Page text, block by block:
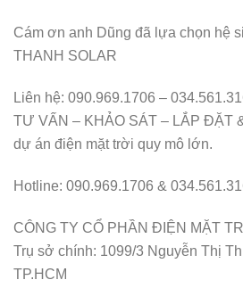
Cám ơn anh Dũng đã lựa chọn hệ
THANH SOLAR
Liên hệ: 090.969.1706 –
TƯ VẤN – KHẢO SÁT – LẮP ĐẶT
dự án điện mặt trời quy mô lớn.
Hotline: 090.969.1706 &
CÔNG TY CỔ PHẦN ĐIỆN MẶT
Trụ sở chính: 1099/3 Nguyễn Thị
TP.HCM